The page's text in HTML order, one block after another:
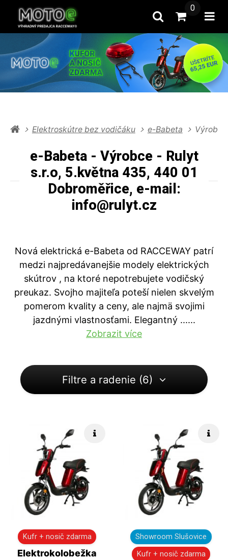
HľadaťPrejsť na
0
Elektroskútre bez vodičáku e-Babeta
e-Babeta - Výrobce - Rulyt
s.r.o, 5.května 435, 440 01
Dobroměřice, e-mail:
info@rulyt.cz
Nová elektrická e-Babeta od RACCEWAY patrí
medzi najpredávanejšie modely elektrických
skútrov , na ktoré nepotrebujete vodičský
preukaz. Svojho majiteľa poteší nielen skvelým
pomerom kvality a ceny, ale najmä svojimi
jazdnými vlastnosťami. Elegantný ......
Zobrazit více
Filtre a radenie (6)
Kufr + nosič zdarma
Elektrokolobežka
Showroom Slušovice
Kufr + nosič zdarma